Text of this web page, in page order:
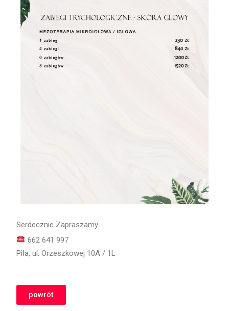
Serdecznie Zapraszamy
662 641 997
Piła, ul. Orzeszkowej 10A / 1L
powrót